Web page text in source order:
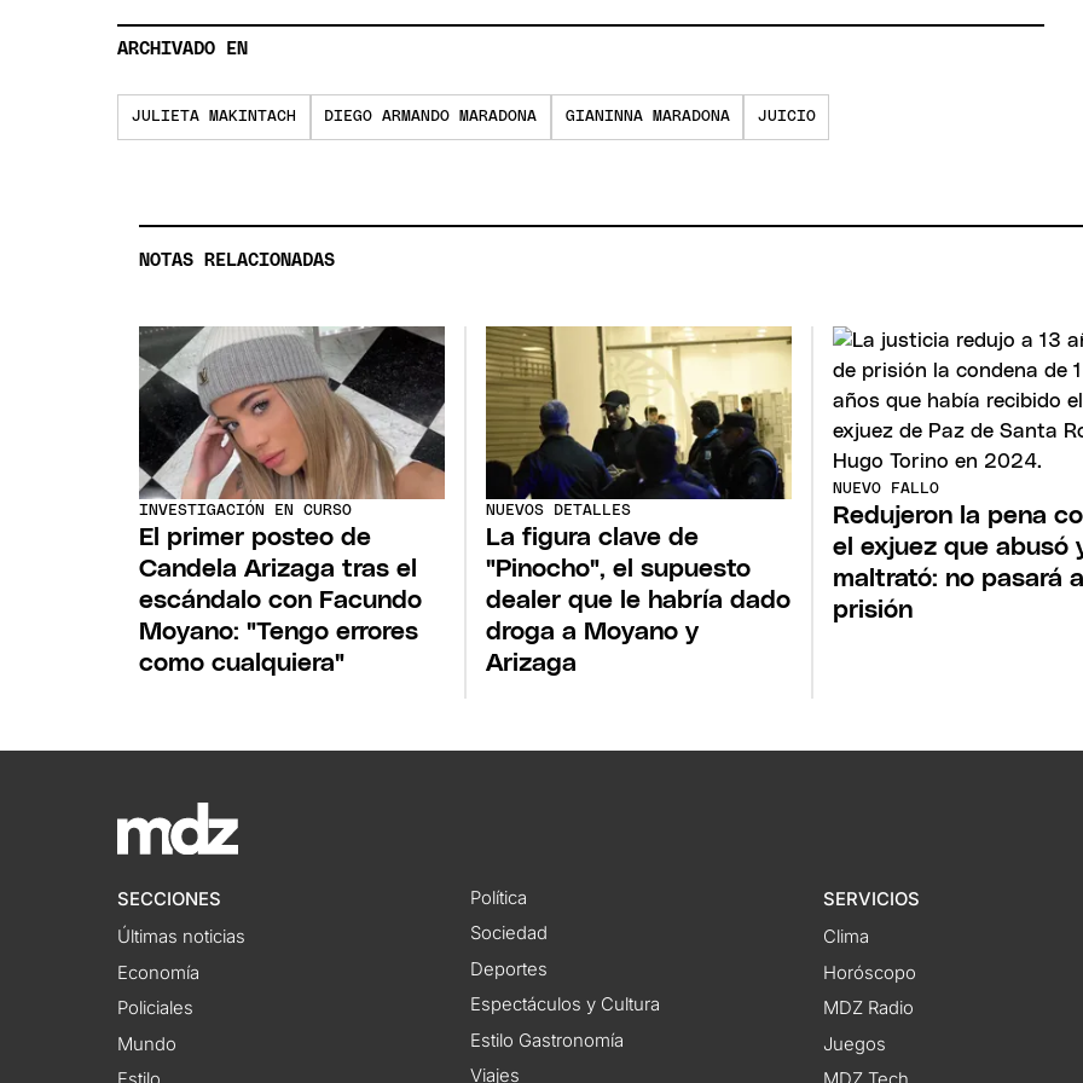
ARCHIVADO EN
JULIETA MAKINTACH DIEGO ARMANDO MARADONA GIANINNA MARADONA JUICIO
NOTAS RELACIONADAS
INVESTIGACIÓN EN CURSO
El primer posteo de
Candela Arizaga tras el
escándalo con Facundo
Moyano: "Tengo errores
como cualquiera"
NUEVOS DETALLES
La figura clave de
"Pinocho", el supuesto
dealer que le habría dado
droga a Moyano y
Arizaga
NUEVO FALLO
Redujeron la pena
el exjuez que abusó
maltrató: no pasará a
prisión
SECCIONES
Últimas noticias
Economía
Policiales
Mundo
Política
Sociedad
Deportes
Espectáculos y Cultura
Estilo Gastronomía
Viajes
SERVICIOS
Clima
Horóscopo
MDZ Radio
Juegos